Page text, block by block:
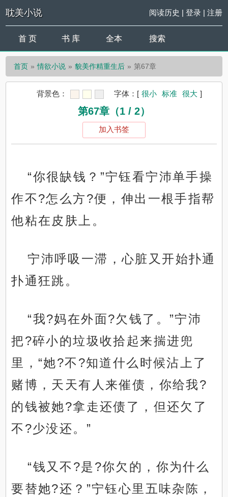
耽美小说 阅读历史 | 登录| 注册
首 页 书 库 全本 搜索
首页 情欲小说 貌美作精重生后 第67章
背景色： 字体： [ 很小 标准 很大 ]
第67章（1 / 2）
加入书签
“你很缺钱？”宁钰看宁沛单手操
作不?怎么方?便，伸出一根手指帮
他粘在皮肤上。
宁沛呼吸一滞，心脏又开始扑通
扑通狂跳。
“我?妈在外面?欠钱了。”宁沛
把?碎小的垃圾收拾起来揣进兜
里，“她?不?知道什么时候沾上了
赌博，天天有人来催债，你给我?
的钱被她?拿走还债了，但还欠了
不?少没还。”
“钱又不?是?你欠的，你为什么
要替她?还？”宁钰心里五味杂陈，